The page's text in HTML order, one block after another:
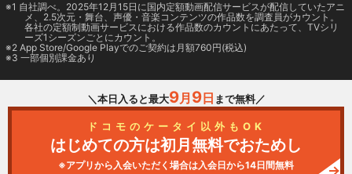
1 自社調べ。2025年12月15日に国内定額動画配信サービスが配信していたアニ
メ、2.5次元・舞台、声優・音楽コンテンツの作品数を調査員がカウント。
各社の定額制動画サービスにおける作品数のカウントにあたって、TVシリ
ーズ1シーズンごとにカウント。
2 App Store/Google Playでのご契約は月額760円(税込)
3 一部個別課金あり
＼本日入ると最大9月 9日 まで無料／
ドコモのケータイ以外もOK
はじめての方は初月無料でおためし
※アプリから入会いただく場合は入会日から14日間無料